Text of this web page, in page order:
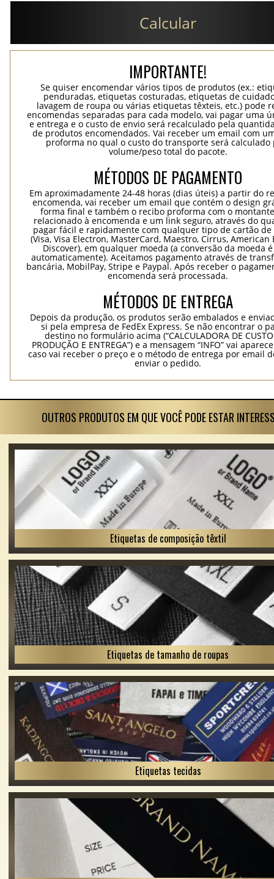
Calcular
IMPORTANTE!
Se quiser encomendar vários tipos de produtos (ex.:
penduradas, etiquetas costuradas, etiquetas de
lavagem de roupa ou várias etiquetas têxteis, etc.) pode
encomendas separadas para cada modelo, vai pagar uma
e entrega e o custo de envio será recalculado pela
de produtos encomendados. Vai receber um email com
proforma no qual o custo do transporte será calculado
volume/peso total do pacote.
MÉTODOS DE PAGAMENTO
Em aproximadamente 24-48 horas (dias úteis) a partir do
encomenda, vai receber um email que contém o design
forma final e também o recibo proforma com o
relacionado à encomenda e um link seguro, através do
pagar fácil e rapidamente com qualquer tipo de cartão
(Visa, Visa Electron, MasterCard, Maestro, Cirrus, American
Discover), em qualquer moeda (a conversão da moeda
automaticamente). Aceitamos pagamento através de
bancária, MobilPay, Stripe e Paypal. Após receber o
encomenda será processada.
MÉTODOS DE ENTREGA
Depois da produção, os produtos serão embalados e
si pela empresa de FedEx Express. Se não encontrar o
destino no formulário acima (“CALCULADORA DE
PRODUÇÃO E ENTREGA”) e a mensagem “INFO” vai
caso vai receber o preço e o método de entrega por email
enviar o pedido.
OUTROS PRODUTOS EM QUE VOCÊ PODE ESTAR
Etiquetas de composição têxtil
Etiquetas de tamanho de roupas
Etiquetas tecidas